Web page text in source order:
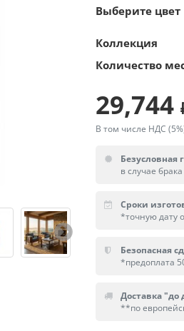
Выберите цвет
Коллекция
Количество
29,744
В том числе НДС
Безусловная
в случае
Сроки
*точную дату
Безопасная
*предоплата
Доставка "до
**по